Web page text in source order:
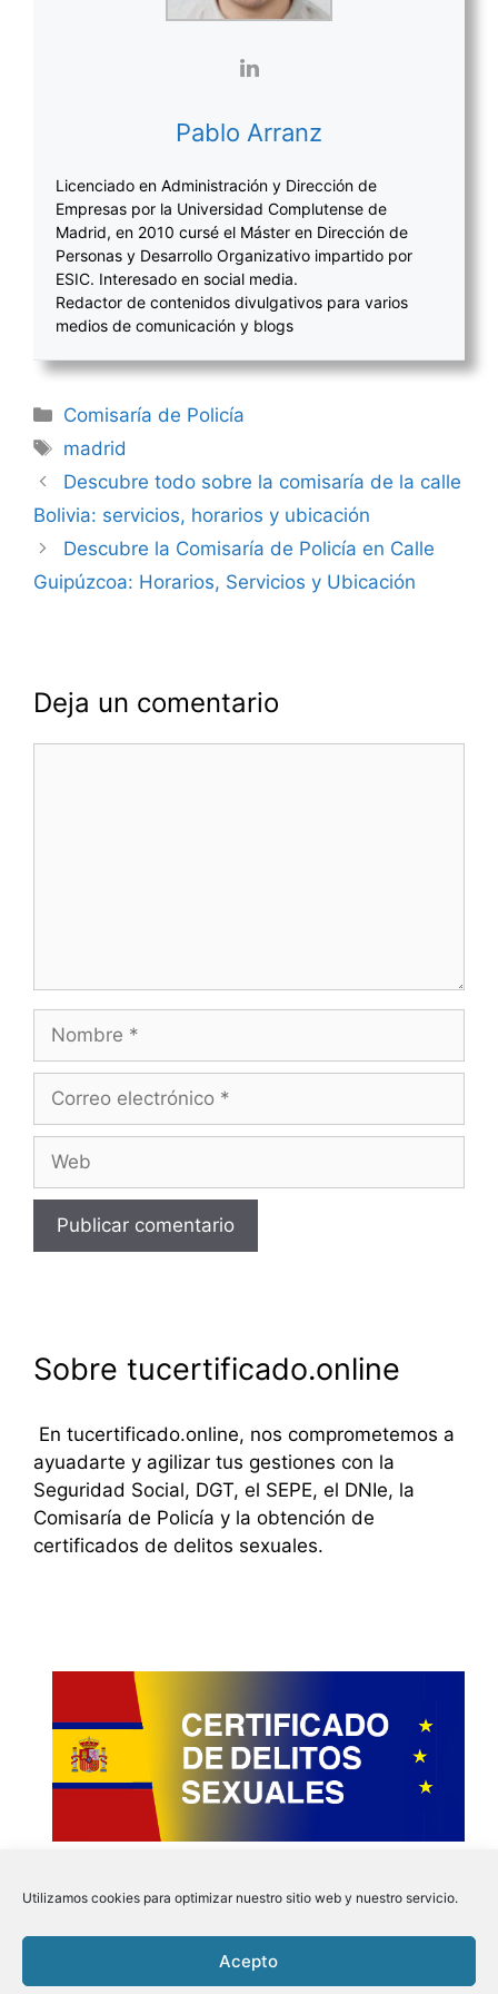
Utilizamos cookies para optimizar nuestro sitio web y nuestro servicio.
Acepto
Pablo Arranz
Licenciado en Administración y Dirección de
Empresas por la Universidad Complutense de
Madrid, en 2010 cursé el Máster en Dirección de
Personas y Desarrollo Organizativo impartido por
ESIC. Interesado en social media.
Redactor de contenidos divulgativos para varios
medios de comunicación y blogs
Categorías
Comisaría de Policía
Etiquetas
madrid
Navegación
de
Descubre todo sobre la comisaría de la calle
Bolivia: servicios, horarios y ubicación
Descubre la Comisaría de Policía en Calle
Guipúzcoa: Horarios, Servicios y Ubicación
Deja un comentario
Nombre
Correo
Web
Sobre tucertificado.online
En tucertificado.online, nos comprometemos a
ayuadarte y agilizar tus gestiones con la
Seguridad Social, DGT, el SEPE, el DNIe, la
Comisaría de Policía y la obtención de
certificados de delitos sexuales.